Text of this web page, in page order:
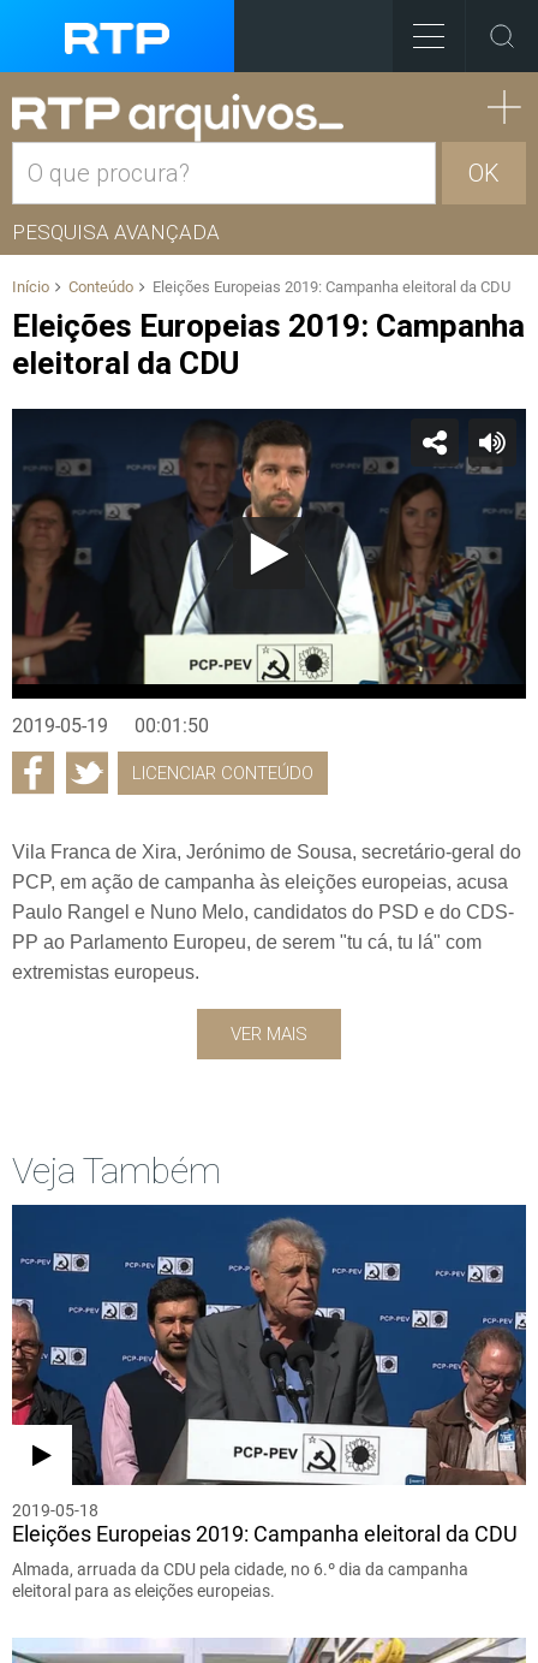
OK
PESQUISA AVANÇADA
Início Conteúdo Eleições Europeias 2019: Campanha eleitoral da CDU
Eleições Europeias 2019: Campanha
eleitoral da CDU
2019-05-19 00:01:50
LICENCIAR CONTEÚDO
Vila Franca de Xira, Jerónimo de Sousa, secretário-geral do
PCP, em ação de campanha às eleições europeias, acusa
Paulo Rangel e Nuno Melo, candidatos do PSD e do CDS-
PP ao Parlamento Europeu, de serem "tu cá, tu lá" com
extremistas europeus.
VER MAIS
Veja Também
2019-05-18
Eleições Europeias 2019: Campanha eleitoral da CDU
Almada, arruada da CDU pela cidade, no 6.º dia da campanha
eleitoral para as eleições europeias.